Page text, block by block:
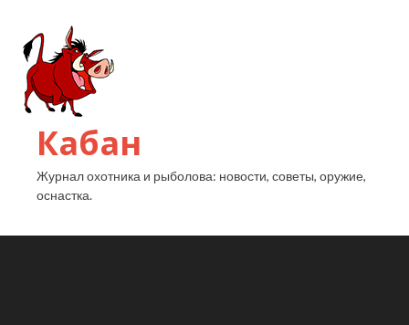
Кабан
Журнал охотника и рыболова: новости, советы, оружие,
оснастка.